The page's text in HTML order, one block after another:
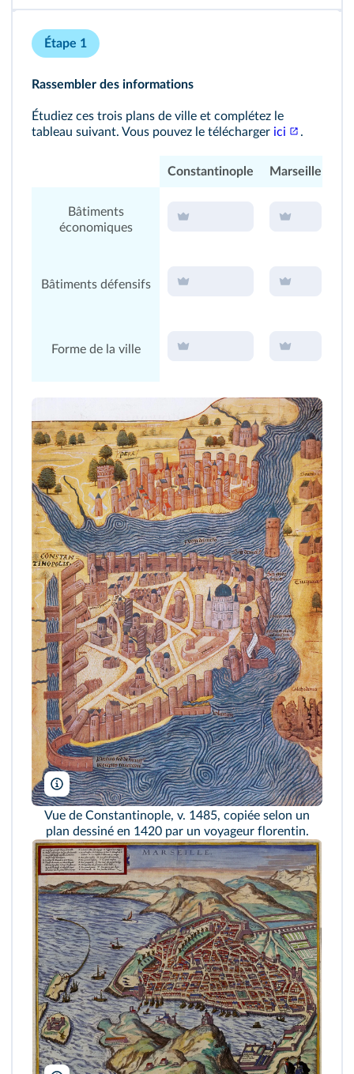
Étape 1
Rassembler des informations
Étudiez ces trois plans de ville et complétez le
tableau suivant. Vous pouvez le télécharger ici .
Constantinople Marseille
Bâtiments
économiques
Bâtiments défensifs
Forme de la ville
Vue de Constantinople, v. 1485, copiée selon un
plan dessiné en 1420 par un voyageur florentin.